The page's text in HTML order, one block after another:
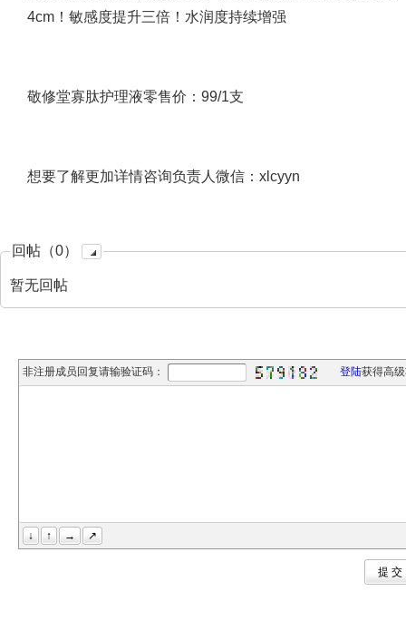
4cm！敏感度提升三倍！水润度持续增强
敬修堂寡肽护理液零售价：99/1支
想要了解更加详情咨询负责人微信：xlcyyn
回帖（0）
暂无回帖
非注册成员回复请输验证码： 登陆获得高
↓ ↑ → ↗
提